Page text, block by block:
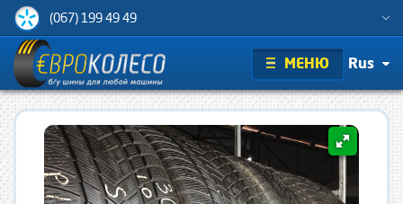
(067) 199 49 49
МЕНЮ Rus